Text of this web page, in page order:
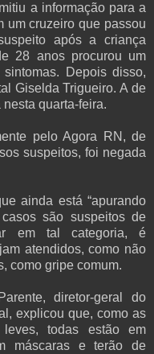
a informação para a
um cruzeiro que passou
após a criança
28 anos procurou um
Depois disso,
Giselda Trigueiro. A de
quarta-feira.
pelo Agora RN, de
suspeitos, foi negada
ainda está “apurando
são suspeitos de
em tal categoria, é
atendidos, como não
como gripe comum.
diretor-geral do
explicou que, como as
leves, todas estão em
máscaras e terão de